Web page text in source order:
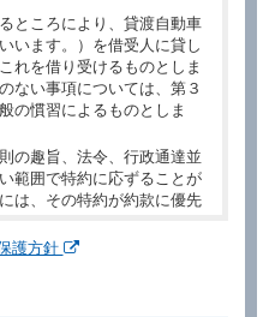
ところにより、貸渡自動車
います。）を借受人に貸し
れを借り受けるものとしま
ない事項については、第３
の慣習によるものとしま
の趣旨、法令、行政通達並
範囲で特約に応ずることが
は、その特約が約款に優先
護方針